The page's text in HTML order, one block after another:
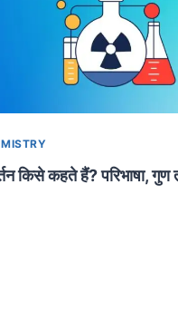
किसे कहते हैं? परिभाषा, गुण